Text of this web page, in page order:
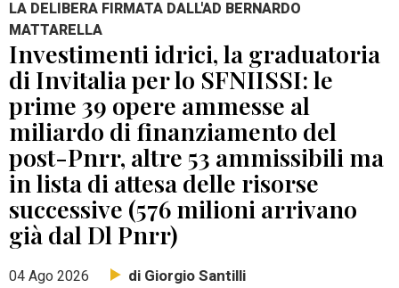
LA DELIBERA FIRMATA DALL'AD BERNARDO
MATTARELLA
Investimenti idrici, la graduatoria
di Invitalia per lo SFNIISSI: le
prime 39 opere ammesse al
miliardo di finanziamento del
post-Pnrr, altre 53 ammissibili ma
in lista di attesa delle risorse
successive (576 milioni arrivano
già dal Dl Pnrr)
04 Ago 2026 di Giorgio Santilli